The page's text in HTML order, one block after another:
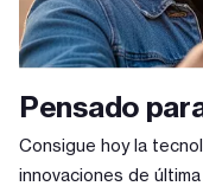
Pensado
Consigue hoy la
innovaciones de